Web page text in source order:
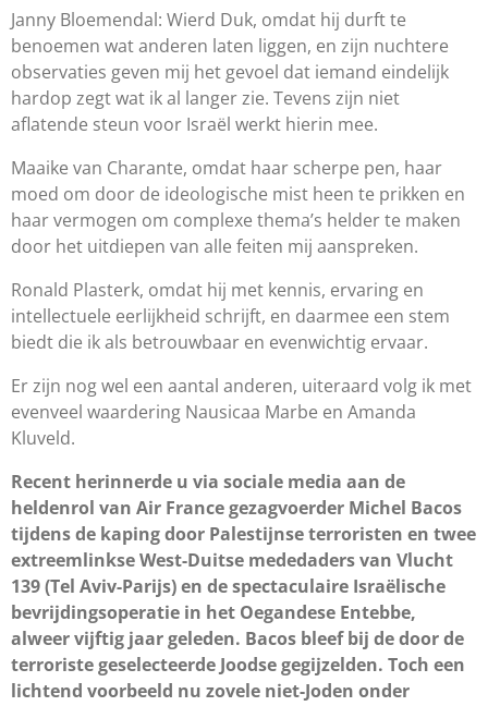
Janny Bloemendal: Wierd Duk, omdat hij durft te
benoemen wat anderen laten liggen, en zijn nuchtere
observaties geven mij het gevoel dat iemand eindelijk
hardop zegt wat ik al langer zie. Tevens zijn niet
aflatende steun voor Israël werkt hierin mee.
Maaike van Charante, omdat haar scherpe pen, haar
moed om door de ideologische mist heen te prikken en
haar vermogen om complexe thema’s helder te maken
door het uitdiepen van alle feiten mij aanspreken.
Ronald Plasterk, omdat hij met kennis, ervaring en
intellectuele eerlijkheid schrijft, en daarmee een stem
biedt die ik als betrouwbaar en evenwichtig ervaar.
Er zijn nog wel een aantal anderen, uiteraard volg ik met
evenveel waardering Nausicaa Marbe en Amanda
Kluveld.
Recent herinnerde u via sociale media aan de
heldenrol van Air France gezagvoerder Michel Bacos
tijdens de kaping door Palestijnse terroristen en twee
extreemlinkse West-Duitse mededaders van Vlucht
139 (Tel Aviv-Parijs) en de spectaculaire Israëlische
bevrijdingsoperatie in het Oegandese Entebbe,
alweer vijftig jaar geleden. Bacos bleef bij de door de
terroriste geselecteerde Joodse gegijzelden. Toch een
lichtend voorbeeld nu zovele niet-Joden onder